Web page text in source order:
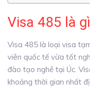
Visa 485 là
Visa 485 là loại visa
viên quốc tế vừa tốt
đào tạo nghề tại Úc.
khoảng thời gian nhất